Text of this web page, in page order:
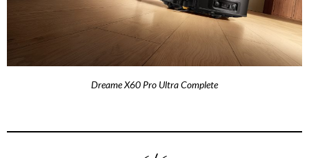
Dreame X60 Pro Ultra Complete